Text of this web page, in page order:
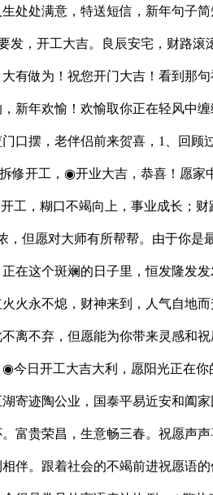
处满意，特送短信，新年句子简
发，开工大吉。良辰安宅，财路
有做为！祝您开门大吉！看到那
新年欢愉！欢愉取你正在轻风中
口摆，老伴侣前来贺喜，1、回
开工，◉开业大吉，恭喜！愿家
工，糊口不竭向上，事业成长；
，但愿对大师有所帮帮。由于你
在这个斑斓的日子里，恒发隆发
火永不熄，财神来到，人气自地
离不弃，但愿能为你带来灵感和
今日开工大吉大利，愿阳光正在
寄迹陶公业，国泰平易近安和阖
富贵荣昌，生意畅三春。祝愿声
伴。跟着社会的不竭前进祝愿语